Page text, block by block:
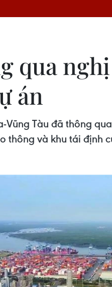
qua
án
Vũng Tàu đã thông
thông và khu tái định